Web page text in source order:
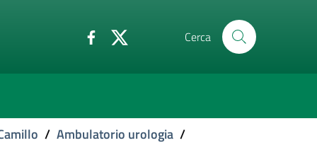
Cerca
/ Ambulatorio urologia /